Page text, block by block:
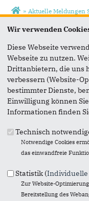
Sie sind
» Aktuelle Meldungen
Aktuelle
CDU-
Am Stadion 18-24
51465 Bergisch
02202 936950
E:info@cdu.gl
CDU-Fraktion
Wir verwenden
Diese Webseite
Webseite zu nutzen.
Drittanbietern, die uns
verbessern (Website-
bestimmter Dienste,
Einwilligung können
Informationen finden
Technisch
Notwendige Cookies
das einwandfreie
Statistik (
Zur Website-
Bereitstellung des